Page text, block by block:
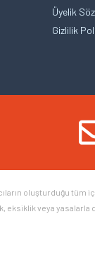
Üyelik
Gizlilik
oluşturduğu tüm
eksiklik veya